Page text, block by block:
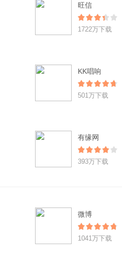
旺信
1722万下载
KK唱响
501万下载
有缘网
393万下载
微博
1041万下载